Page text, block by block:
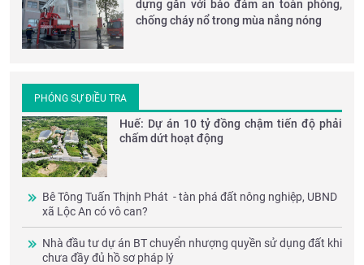
dựng gắn với bảo đảm an toàn phòng,
chống cháy nổ trong mùa nắng nóng
PHÓNG SỰ ĐIỀU TRA
Huế: Dự án 10 tỷ đồng chậm tiến độ phải
chấm dứt hoạt động
Bê Tông Tuấn Thịnh Phát - tàn phá đất nông nghiệp, UBND
xã Lộc An có vô can?
Nhà đầu tư dự án BT chuyển nhượng quyền sử dụng đất khi
chưa đầy đủ hồ sơ pháp lý